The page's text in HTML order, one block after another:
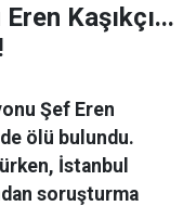
Kaşıkçı...
Şef Eren
ölü bulundu.
İstanbul
soruşturma